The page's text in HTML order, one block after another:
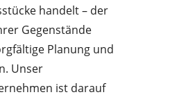
handelt – der
Gegenstände
Planung und
Unser
ist darauf